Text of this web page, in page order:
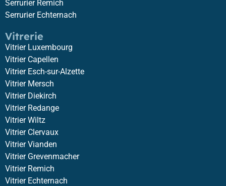
Serrurier Remich
Serrurier Echternach
Vitrerie
Vitrier Luxembourg
Vitrier Capellen
Vitrier Esch-sur-Alzette
Vitrier Mersch
Vitrier Diekirch
Vitrier Redange
Vitrier Wiltz
Vitrier Clervaux
Vitrier Vianden
Vitrier Grevenmacher
Vitrier Remich
Vitrier Echternach